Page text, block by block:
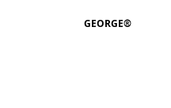
GEORGE®